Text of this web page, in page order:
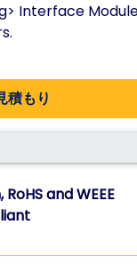
Interface
積もり
RoHS and WEEE